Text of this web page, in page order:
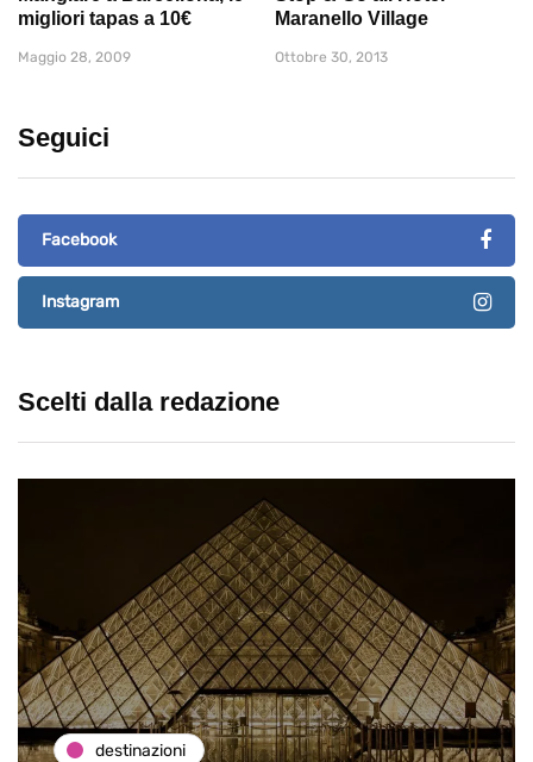
migliori tapas a 10€
Maggio 28, 2009
Maranello Village
Ottobre 30, 2013
Seguici
Facebook
Instagram
Scelti dalla redazione
destinazioni